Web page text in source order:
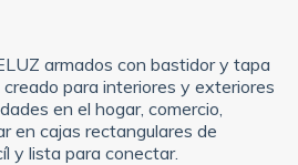
armados con bastidor y tapa
para interiores y exteriores
en el hogar, comercio,
en cajas rectangulares de
y lista para conectar.